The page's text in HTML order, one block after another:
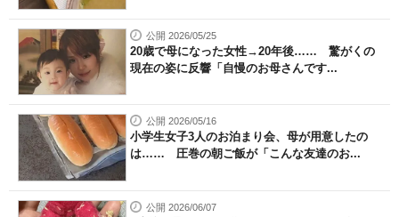
公開 2026/05/25
20歳で母になった女性→20年後…… 驚がくの
現在の姿に反響「自慢のお母さんです...
公開 2026/05/16
小学生女子3人のお泊まり会、母が用意したの
は…… 圧巻の朝ご飯が「こんな友達のお...
公開 2026/06/07